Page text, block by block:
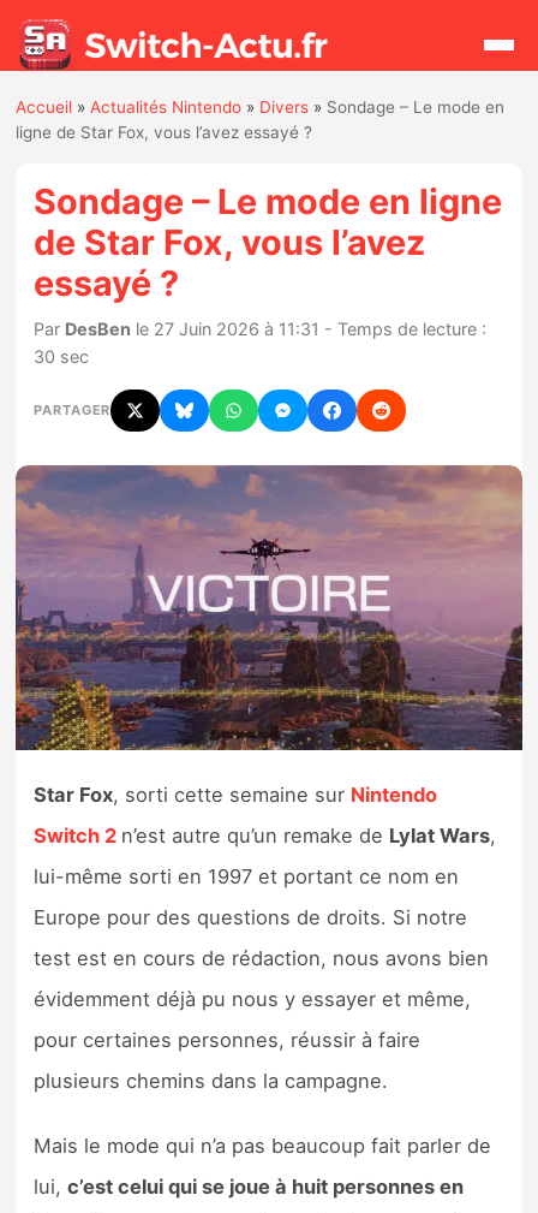
Actualités
Jeux
Hardware
Mises à jour
Chiffres de ventes
Rumeurs
Nintendo Direct
Tests et previews
Tests de jeux
Tests d’accessoires
Autres tests
Précommandes
Précommandes jeux Switch 2
Bons plans
Accueil »Actualités Nintendo » Divers » Sondage – Le mode en
ligne de Star Fox, vous l’avez essayé ?
Sondage – Le mode en ligne
de Star Fox, vous l’avez
essayé ?
Par DesBen le 27 Juin 2026 à 11:31 - Temps de lecture :
30 sec
PARTAGER
Star Fox, sorti cette semaine sur Nintendo
Switch 2 n’est autre qu’un remake de Lylat Wars,
lui-même sorti en 1997 et portant ce nom en
Europe pour des questions de droits. Si notre
test est en cours de rédaction, nous avons bien
évidemment déjà pu nous y essayer et même,
pour certaines personnes, réussir à faire
plusieurs chemins dans la campagne.
Mais le mode qui n’a pas beaucoup fait parler de
lui,c’est celui qui se joue à huit personnes en